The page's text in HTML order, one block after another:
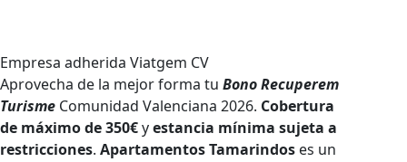
Empresa adherida Viatgem CV
Aprovecha de la mejor forma tu Bono Recuperem
Turisme Comunidad Valenciana 2026. Cobertura
de máximo de 350€yestancia mínima sujeta a
restricciones. Apartamentos Tamarindos es un